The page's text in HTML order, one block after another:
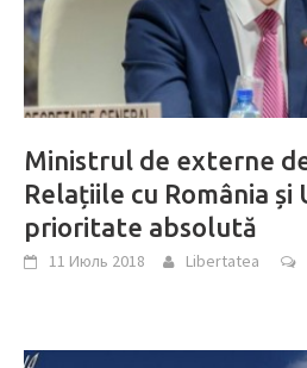
Ministrul de externe
Relațiile cu România și
prioritate absolută
11 Июль 2018 Libertatea